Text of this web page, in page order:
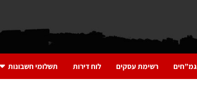
גמ”חים רשימת עסקים לוח דירות תשלומי חשבונות